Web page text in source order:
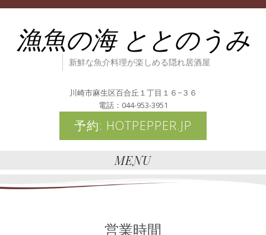
漁魚の海 ととのうみ
新鮮な魚介料理が楽しめる隠れ居酒屋
川崎市麻生区百合丘１丁目１６−３６
電話：044-953-3951
予約: HOTPEPPER.JP
MENU
営業時間